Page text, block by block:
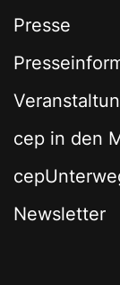
Presse
cep in den
Newsletter